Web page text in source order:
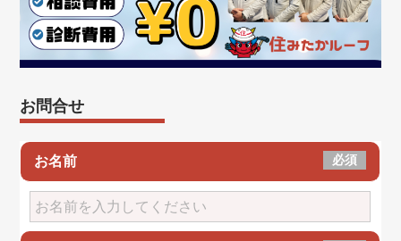
お問合せ
お名前 必須